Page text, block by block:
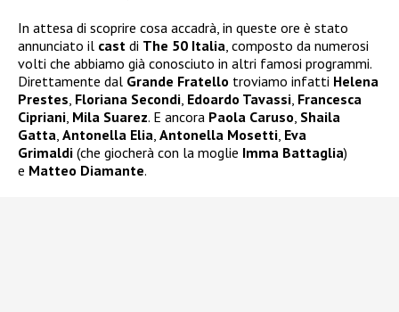
In attesa di scoprire cosa accadrà, in queste ore è stato
annunciato il cast di The 50 Italia, composto da numerosi
volti che abbiamo già conosciuto in altri famosi programmi.
Direttamente dal Grande Fratello troviamo infatti Helena
Prestes, Floriana Secondi, Edoardo Tavassi, Francesca
Cipriani, Mila Suarez. E ancora Paola Caruso, Shaila
Gatta, Antonella Elia, Antonella Mosetti, Eva
Grimaldi (che giocherà con la moglie Imma Battaglia)
e Matteo Diamante.